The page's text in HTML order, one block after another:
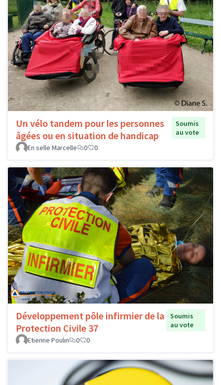
Un vélo tandem pour les personnes
âgées ou en situation de handicap
Soumis
au vote
En selle Marcelle
0 0
Développement pôle infirmier de la
Protection Civile 37
Soumis
au vote
Etienne Poulin
0 0